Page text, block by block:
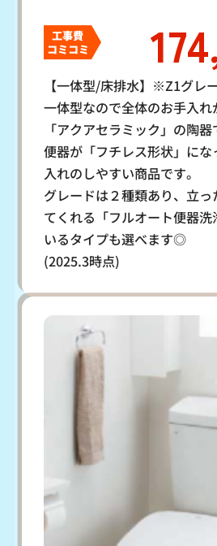
工事費
コミコミ
【一体型/床排水】※Z1グレ
一体型なので全体のお手入れ
「アクアセラミック」の陶器
便器が「フチレス形状」に
入れのしやすい商品です。
グレードは２種類あり、立
てくれる「フルオート便器
いるタイプも選べます◎
(2025.3時点)